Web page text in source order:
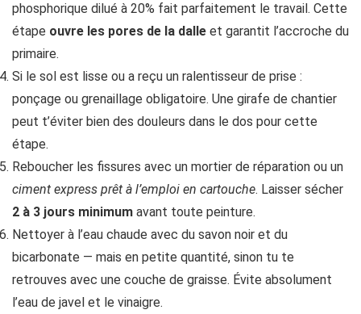
phosphorique dilué à 20% fait parfaitement le travail. Cette
étape ouvre les pores de la dalle et garantit l’accroche du
primaire.
Si le sol est lisse ou a reçu un ralentisseur de prise :
ponçage ou grenaillage obligatoire. Une girafe de chantier
peut t’éviter bien des douleurs dans le dos pour cette
étape.
Reboucher les fissures avec un mortier de réparation ou un
ciment express prêt à l’emploi en cartouche. Laisser sécher
2 à 3 jours minimum avant toute peinture.
Nettoyer à l’eau chaude avec du savon noir et du
bicarbonate — mais en petite quantité, sinon tu te
retrouves avec une couche de graisse. Évite absolument
l’eau de javel et le vinaigre.